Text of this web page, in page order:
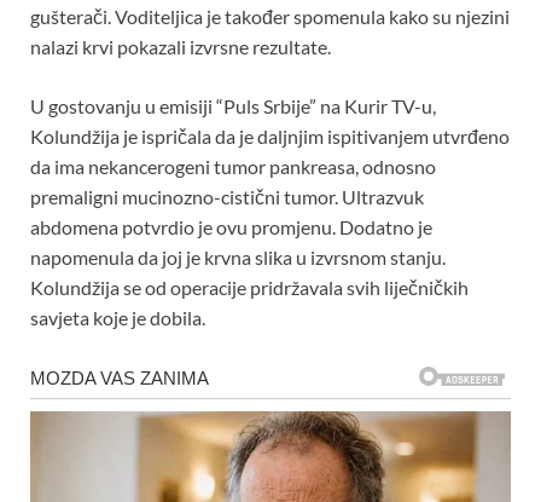
gušterači. Voditeljica je također spomenula kako su njezini
nalazi krvi pokazali izvrsne rezultate.
U gostovanju u emisiji “Puls Srbije” na Kurir TV-u,
Kolundžija je ispričala da je daljnjim ispitivanjem utvrđeno
da ima nekancerogeni tumor pankreasa, odnosno
premaligni mucinozno-cistični tumor. Ultrazvuk
abdomena potvrdio je ovu promjenu. Dodatno je
napomenula da joj je krvna slika u izvrsnom stanju.
Kolundžija se od operacije pridržavala svih liječničkih
savjeta koje je dobila.